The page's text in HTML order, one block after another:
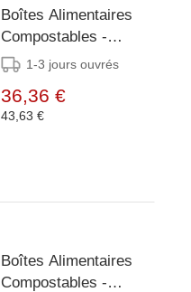
Boîtes Alimentaires
Compostables -
Bagasse 3
Pièces
1-3 jours ouvrés
36,36 €
43,63 €
Boîtes Alimentaires
Compostables -